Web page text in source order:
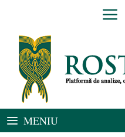
conținut
MENIU